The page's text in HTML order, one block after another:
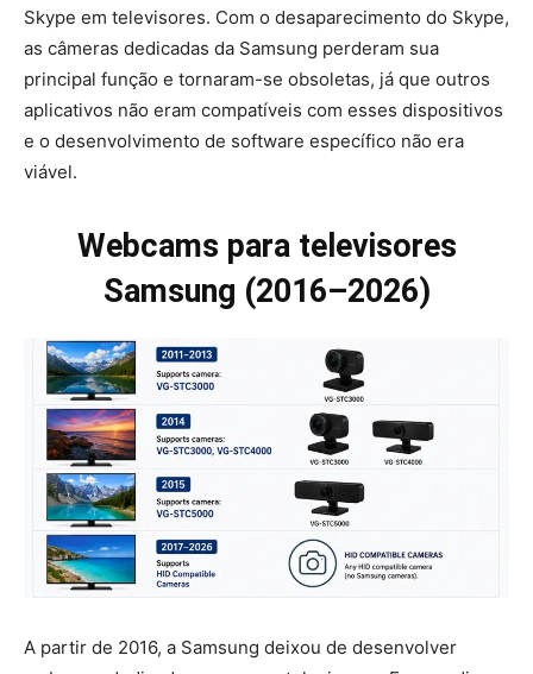
Skype em televisores. Com o desaparecimento do Skype,
as câmeras dedicadas da Samsung perderam sua
principal função e tornaram-se obsoletas, já que outros
aplicativos não eram compatíveis com esses dispositivos
e o desenvolvimento de software específico não era
viável.
Webcams para televisores
Samsung (2016–2026)
A partir de 2016, a Samsung deixou de desenvolver